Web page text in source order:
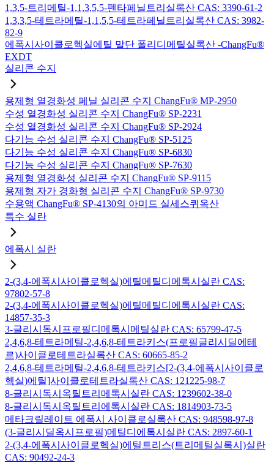
1,3,5-트리메틸-1,1,3,5,5-펜타페닐트리실록산 CAS: 3390-61-2
1,3,3,5-테트라메틸-1,1,5,5-테트라페닐트리실록산 CAS: 3982-
82-9
에폭시사이클로헥실에틸 말단 폴리디메틸실록산 -ChangFu®
EXDT
실리콘 수지
용제형 열경화성 페닐 실리콘 수지 ChangFu® MP-2950
수성 열경화성 실리콘 수지 ChangFu® SP-2231
수성 열경화성 실리콘 수지 ChangFu® SP-2924
다기능 수성 실리콘 수지 ChangFu® SP-5125
다기능 수성 실리콘 수지 ChangFu® SP-6830
다기능 수성 실리콘 수지 ChangFu® SP-7630
용제형 열경화성 실리콘 수지 ChangFu® SP-9115
용제형 자가 경화형 실리콘 수지 ChangFu® SP-9730
수용액 ChangFu® SP-4130의 아미드 실세스퀴옥산
특수 실란
에폭시 실란
2-(3,4-에폭시사이클로헥실)에틸메틸디메톡시실란 CAS:
97802-57-8
2-(3,4-에폭시사이클로헥실)에틸메틸디에톡시실란 CAS:
14857-35-3
3-글리시독시프로필디메톡시메틸실란 CAS: 65799-47-5
2,4,6,8-테트라메틸-2,4,6,8-테트라키스(프로필글리시딜에테
르)사이클로테트라실록산 CAS: 60665-85-2
2,4,6,8-테트라메틸-2,4,6,8-테트라키스[2-(3,4-에폭시사이클로
헥실)에틸]사이클로테트라실록산 CAS: 121225-98-7
8-글리시독시옥틸트리메톡시실란 CAS: 1239602-38-0
8-글리시독시옥틸트리에톡시실란 CAS: 1814903-73-5
메타크릴레이트 에폭시 사이클로실록산 CAS: 948598-97-8
(3-글리시딜옥시프로필)메틸디에톡시실란 CAS: 2897-60-1
2-(3,4-에폭시사이클로헥실)에틸트리스(트리메틸실록시)실란
CAS: 90492-24-3